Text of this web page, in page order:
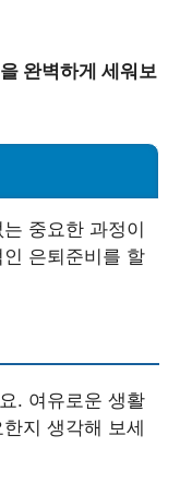
완벽하게 세워보
중요한 과정이
은퇴준비를 할
. 여유로운 생활
지 생각해 보세